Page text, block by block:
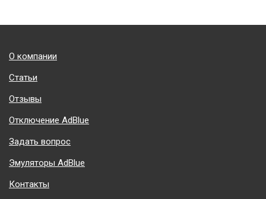
Подвал
О компании
Статьи
Отзывы
Отключение AdBlue
Задать вопрос
Эмуляторы AdBlue
Контакты